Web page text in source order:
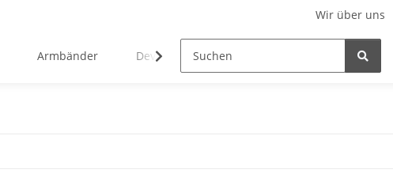
Wir über uns
Armbänder Devotionalien